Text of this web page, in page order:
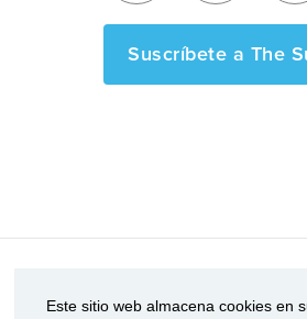
Este sitio web almacena cookies en
Suscríbete a The